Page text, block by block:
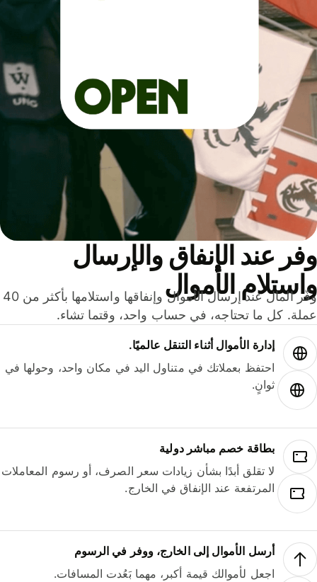
عند الإنفاق والإرسال
الأموال
وفّر المال عند إرسال الأموال وإنفاقها واستلامها بأكثر من 40
كل ما تحتاجه، في حساب واحد، وقتما تشاء.
إدارة الأموال أثناء التنقل عالميًا.
احتفظ بعملاتك في متناول اليد في مكان واحد، وحولها في
ثوانٍ.
بطاقة خصم مباشر دولية
لا تقلق أبدًا بشأن زيادات سعر الصرف، أو رسوم المعاملات
المرتفعة عند الإنفاق في الخارج.
أرسل الأموال إلى الخارج، ووفر في الرسوم
اجعل لأموالك قيمة أكبر، مهما بَعُدت المسافات.